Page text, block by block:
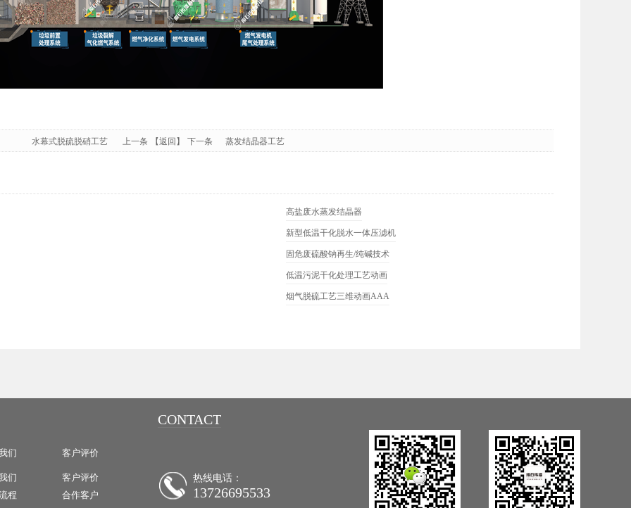
水幕式脱硫脱硝工艺 上一条 【返回】 下一条 蒸发结晶器工艺
高盐废水蒸发结晶器
新型低温干化脱水一体压滤机
固危废硫酸钠再生/纯碱技术
低温污泥干化处理工艺动画
烟气脱硫工艺三维动画AAA
们
们
程
客户评价
客户评价
合作客户
CONTACT
热线电话：
13726695533